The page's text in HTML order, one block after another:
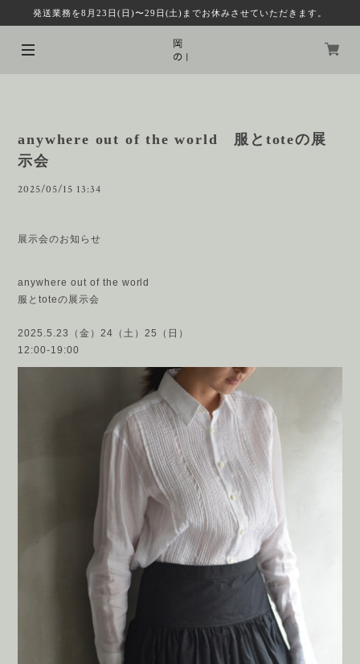
発送業務を8月23日(日)〜29日(土)までお休みさせていただきます。
anywhere out of the world 服とtoteの展
示会
2025/05/15 13:34
展示会のお知らせ
anywhere out of the world
服とtoteの展示会
2025.5.23（金）24（土）25（日）
12:00-19:00